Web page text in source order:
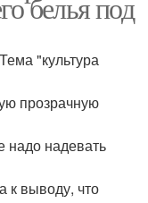
"культура
прозрачную
надо надевать
к выводу, что